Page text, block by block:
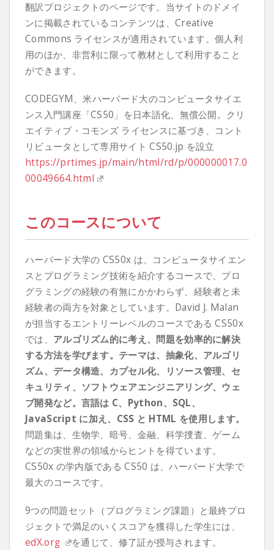
翻訳プロジェクトのページです。当サイトのドメイ
ンに掲載されているコンテンツは、Creative
Commons ライセンスが適用されています。個人利
用のほか、非営利に限って教材として利用すること
ができます。
CODEGYM、米ハーバード大のコンピュータサイエ
ンス入門講座「CS50」を日本語化、無償公開。クリ
エイティブ・コモンズ ライセンスに基づき、コント
リビュータとして専用サイト CS50.jp を設立
https://prtimes.jp/main/html/rd/p/000000017.0
00049664.html
このコースについて
ハーバード大学の CS50x は、コンピュータサイエン
スとプログラミング技術を紹介するコースで、プロ
グラミングの経験の有無にかかわらず、経験者と未
経験者の両方を対象としています。David J. Malan
が担当するエントリーレベルのコースである CS50x
では、 アルゴリズム的に考え、問題を効率的に解決
する方法を学びます。テーマは、抽象化、アルゴリ
ズム、データ構造、カプセル化、リソース管理、セ
キュリティ、ソフトウェアエンジニアリング、ウェ
ブ開発など。言語は C、Python、SQL、
JavaScript に加え、CSS と HTML を使用します。
問題集は、生物学、暗号、金融、科学捜査、ゲーム
などの実世界の領域からヒントを得ています。
CS50x の学内版である CS50 は、ハーバード大学で
最大のコースです。
9つの問題セット（プログラミング課題）と最終プロ
ジェクトで満足のいくスコアを獲得した学生には、
edX.org
を通じて、修了証が授与されます。